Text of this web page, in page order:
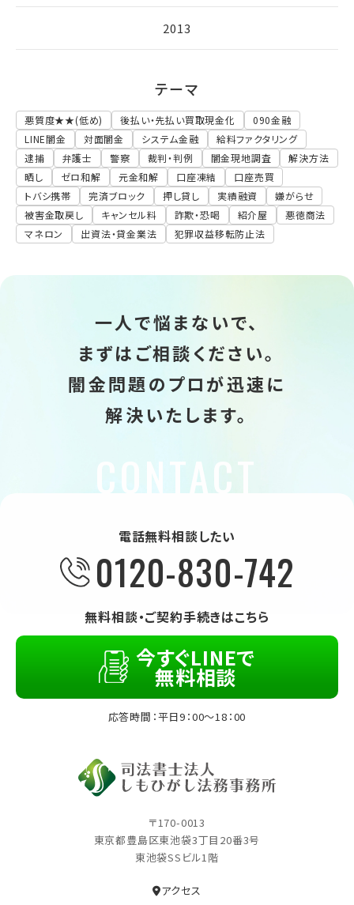
2013
テーマ
悪質度★★(低め) 後払い・先払い買取現金化
090金融
LINE闇金
対面闇金 システム金融
給料ファクタリング
逮捕
弁護士 警察 裁判・判例 闇金現地調査
解決方法
晒し
ゼロ和解 元金和解 口座凍結
口座売買
トバシ携帯
完済ブロック 押し貸し 実績融資
嫌がらせ
被害金取戻し
キャンセル料 詐欺・恐喝 紹介屋
悪徳商法
マネロン
出資法・貸金業法 犯罪収益移転防止法
一人で悩まないで、
まずはご相談ください。
闇金問題のプロが迅速に
解決いたします。
電話無料相談したい
0120-830-742
無料相談・ご契約手続きはこちら
今すぐLINEで
無料相談
応答時間：平日9：00～18：00
〒170-0013
東京都豊島区東池袋3丁⽬20番3号
東池袋SSビル1階
アクセス